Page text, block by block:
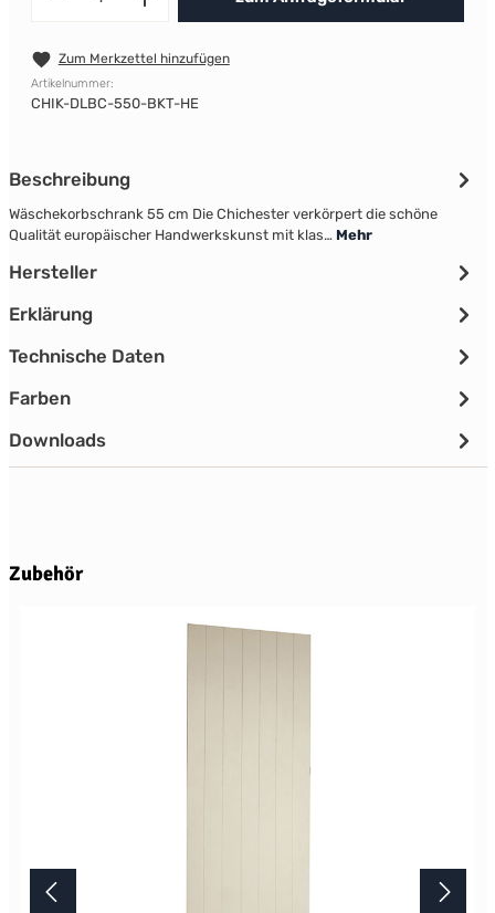
Zum Merkzettel hinzufügen
Artikelnummer:
CHIK-DLBC-550-BKT-HE
Beschreibung
Wäschekorbschrank 55 cm Die Chichester verkörpert die schöne
Qualität europäischer Handwerkskunst mit klas… Mehr
Hersteller
Erklärung
Technische Daten
Farben
Downloads
Produktgalerie überspringen
Zubehör